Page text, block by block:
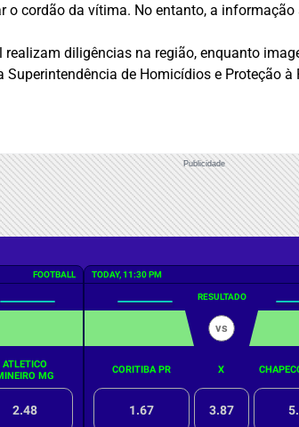
o cordão da vítima. No entanto, a
diligências na região, enquanto
de Homicídios e Proteção à
Publicidade